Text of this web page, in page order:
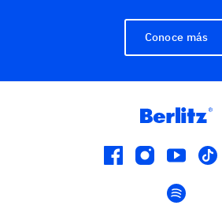
Conoce más
facebook
instagram
spotify